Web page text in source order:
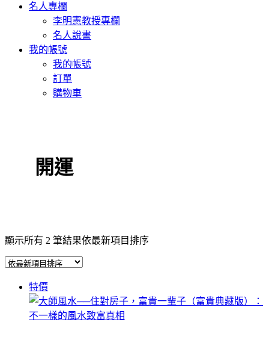
名人專欄
李明憲教授專欄
名人說書
我的帳號
我的帳號
訂單
購物車
開運
顯示所有 2 筆結果依最新項目排序
特價